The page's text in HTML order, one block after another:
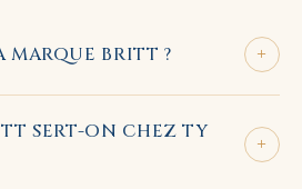
MARQUE BRITT ? +
SERT-ON CHEZ TY
+